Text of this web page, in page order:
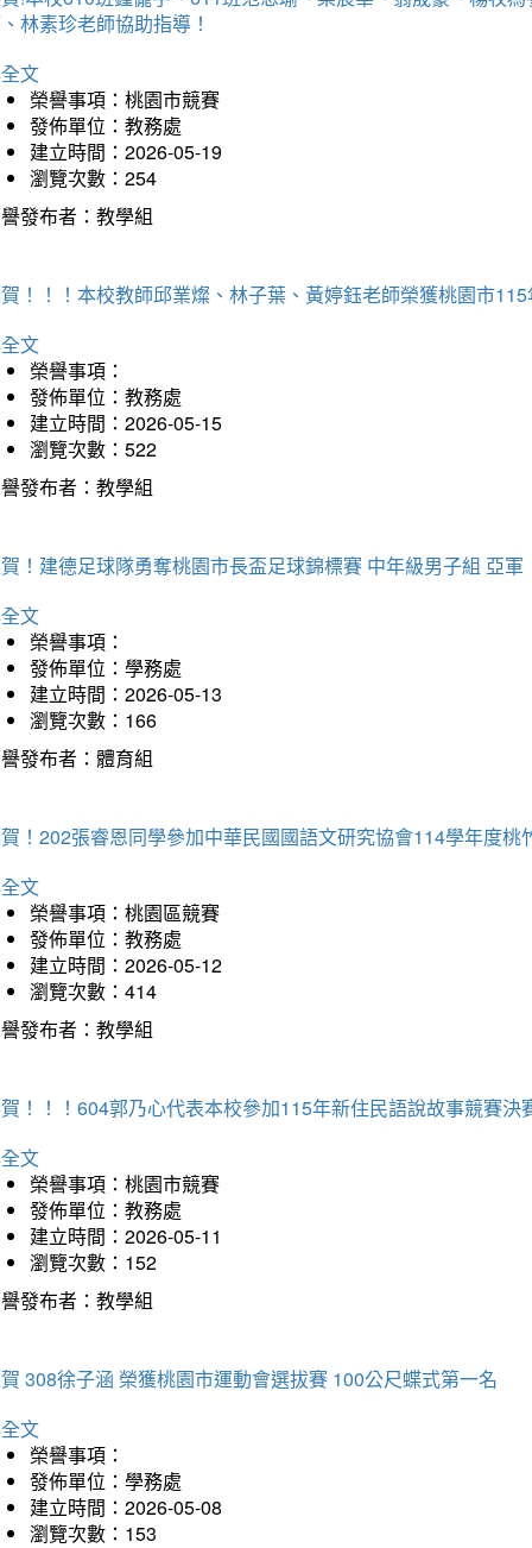
林素珍老師協助指導！
文
榮譽事項：桃園市競賽
發佈單位：教務處
建立時間：2026-05-19
瀏覽次數：254
發布者：教學組
！！！本校教師邱業燦、林子葉、黃婷鈺老師榮獲桃園市
文
榮譽事項：
發佈單位：教務處
建立時間：2026-05-15
瀏覽次數：522
發布者：教學組
！建德足球隊勇奪桃園市長盃足球錦標賽 中年級男子組 亞軍
文
榮譽事項：
發佈單位：學務處
建立時間：2026-05-13
瀏覽次數：166
發布者：體育組
！202張睿恩同學參加中華民國國語文研究協會114學年度
文
榮譽事項：桃園區競賽
發佈單位：教務處
建立時間：2026-05-12
瀏覽次數：414
發布者：教學組
！！！604郭乃心代表本校參加115年新住民語說故事競賽決
文
榮譽事項：桃園市競賽
發佈單位：教務處
建立時間：2026-05-11
瀏覽次數：152
發布者：教學組
308徐子涵 榮獲桃園市運動會選拔賽 100公尺蝶式第一名
文
榮譽事項：
發佈單位：學務處
建立時間：2026-05-08
瀏覽次數：153